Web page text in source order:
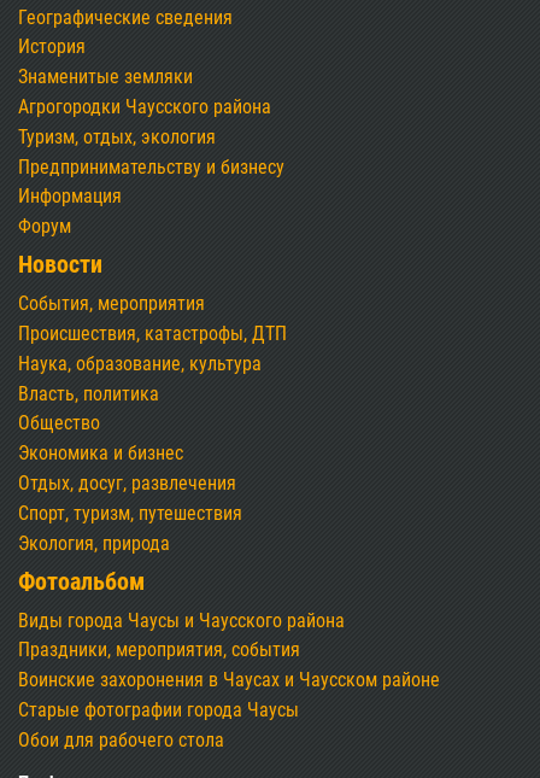
Географические сведения
История
Знаменитые земляки
Агрогородки Чаусского района
Туризм, отдых, экология
Предпринимательству и бизнесу
Информация
Форум
Новости
События, мероприятия
Происшествия, катастрофы, ДТП
Наука, образование, культура
Власть, политика
Общество
Экономика и бизнес
Отдых, досуг, развлечения
Спорт, туризм, путешествия
Экология, природа
Фотоальбом
Виды города Чаусы и Чаусского района
Праздники, мероприятия, события
Воинские захоронения в Чаусах и Чаусском районе
Старые фотографии города Чаусы
Обои для рабочего стола